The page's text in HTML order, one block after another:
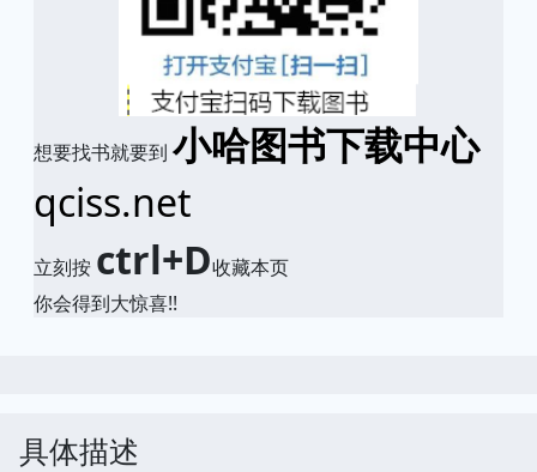
想要找书就要到 小哈图书下载中心
qciss.net
立刻按 ctrl+D收藏本页
你会得到大惊喜!!
具体描述